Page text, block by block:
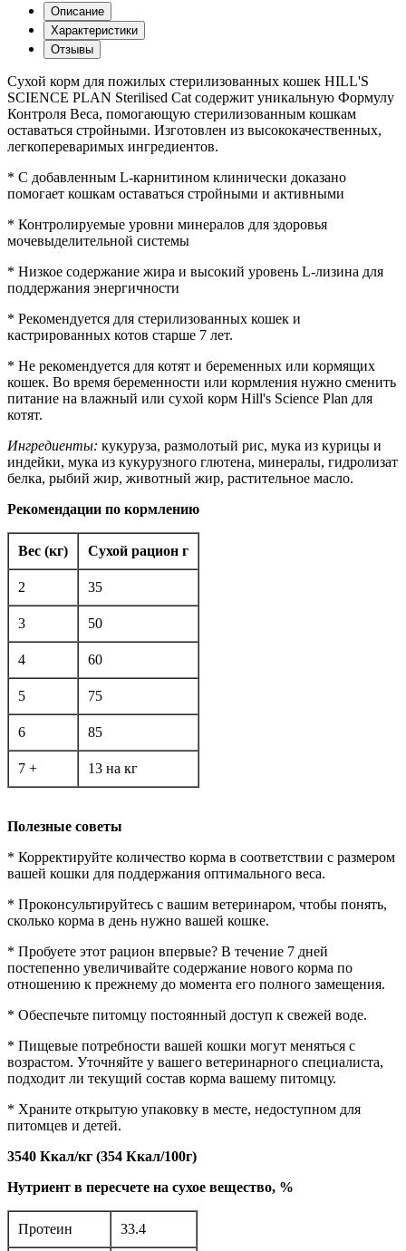
Описание
Характеристики
Отзывы
Сухой корм для пожилых стерилизованных кошек HILL'S
SCIENCE PLAN Sterilised Cat содержит уникальную Формулу
Контроля Веса, помогающую стерилизованным кошкам
оставаться стройными. Изготовлен из высококачественных,
легкопереваримых ингредиентов.
* С добавленным L-карнитином клинически доказано
помогает кошкам оставаться стройными и активными
* Контролируемые уровни минералов для здоровья
мочевыделительной системы
* Низкое содержание жира и высокий уровень L-лизина для
поддержания энергичности
* Рекомендуется для стерилизованных кошек и
кастрированных котов старше 7 лет.
* Не рекомендуется для котят и беременных или кормящих
кошек. Во время беременности или кормления нужно сменить
питание на влажный или сухой корм Hill's Science Plan для
котят.
Ингредиенты: кукуруза, размолотый рис, мука из курицы и
индейки, мука из кукурузного глютена, минералы, гидролизат
белка, рыбий жир, животный жир, растительное масло.
Рекомендации по кормлению
Вес (кг) Сухой рацион г
2 35
3 50
4 60
5 75
6 85
7 + 13 на кг
Полезные советы
* Корректируйте количество корма в соответствии с размером
вашей кошки для поддержания оптимального веса.
* Проконсультируйтесь с вашим ветеринаром, чтобы понять,
сколько корма в день нужно вашей кошке.
* Пробуете этот рацион впервые? В течение 7 дней
постепенно увеличивайте содержание нового корма по
отношению к прежнему до момента его полного замещения.
* Обеспечьте питомцу постоянный доступ к свежей воде.
* Пищевые потребности вашей кошки могут меняться с
возрастом. Уточняйте у вашего ветеринарного специалиста,
подходит ли текущий состав корма вашему питомцу.
* Храните открытую упаковку в месте, недоступном для
питомцев и детей.
3540 Ккал/кг (354 Ккал/100г)
Нутриент в пересчете на сухое вещество, %
Протеин 33.4